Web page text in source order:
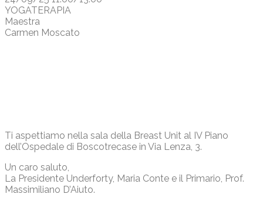
YOGATERAPIA
Maestra
Carmen Moscato
Ti aspettiamo nella sala della Breast Unit al IV Piano
dell’Ospedale di Boscotrecase in Via Lenza, 3.
Un caro saluto,
La Presidente Underforty, Maria Conte e il Primario, Prof.
Massimiliano D’Aiuto.